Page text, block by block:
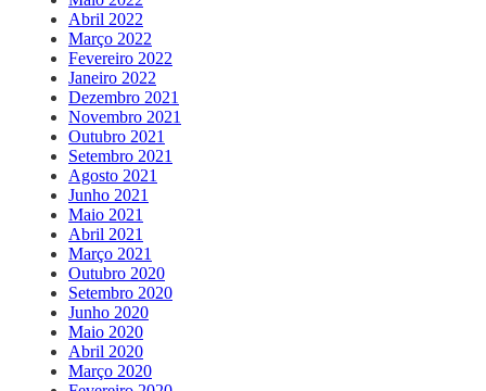
Abril 2022
Março 2022
Fevereiro 2022
Janeiro 2022
Dezembro 2021
Novembro 2021
Outubro 2021
Setembro 2021
Agosto 2021
Junho 2021
Maio 2021
Abril 2021
Março 2021
Outubro 2020
Setembro 2020
Junho 2020
Maio 2020
Abril 2020
Março 2020